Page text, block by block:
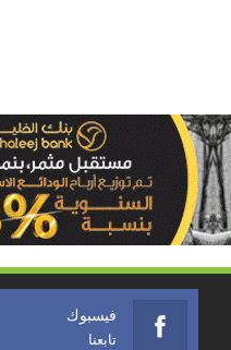
فيسبوك
تابعنا